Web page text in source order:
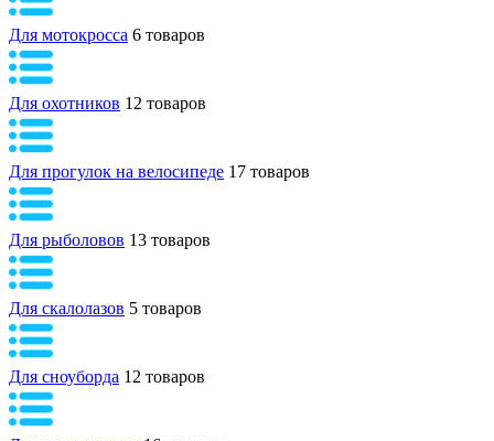
Для мотокросса 6 товаров
Для охотников 12 товаров
Для прогулок на велосипеде 17 товаров
Для рыболовов 13 товаров
Для скалолазов 5 товаров
Для сноуборда 12 товаров